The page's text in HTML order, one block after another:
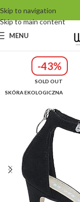
Skip to navigation
Skip to main content
MENU
-43%
SOLD OUT
SKÓRA EKOLOGICZNA